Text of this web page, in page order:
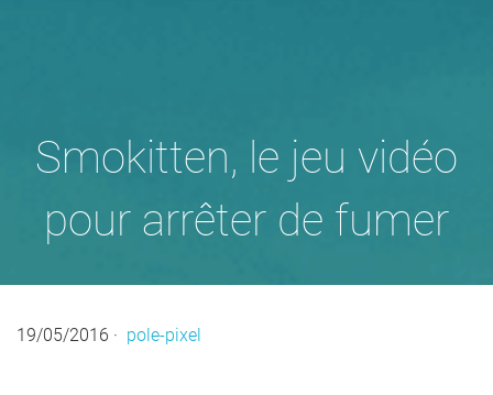
Smokitten, le jeu vidéo
pour arrêter de fumer
19/05/2016 · pole-pixel